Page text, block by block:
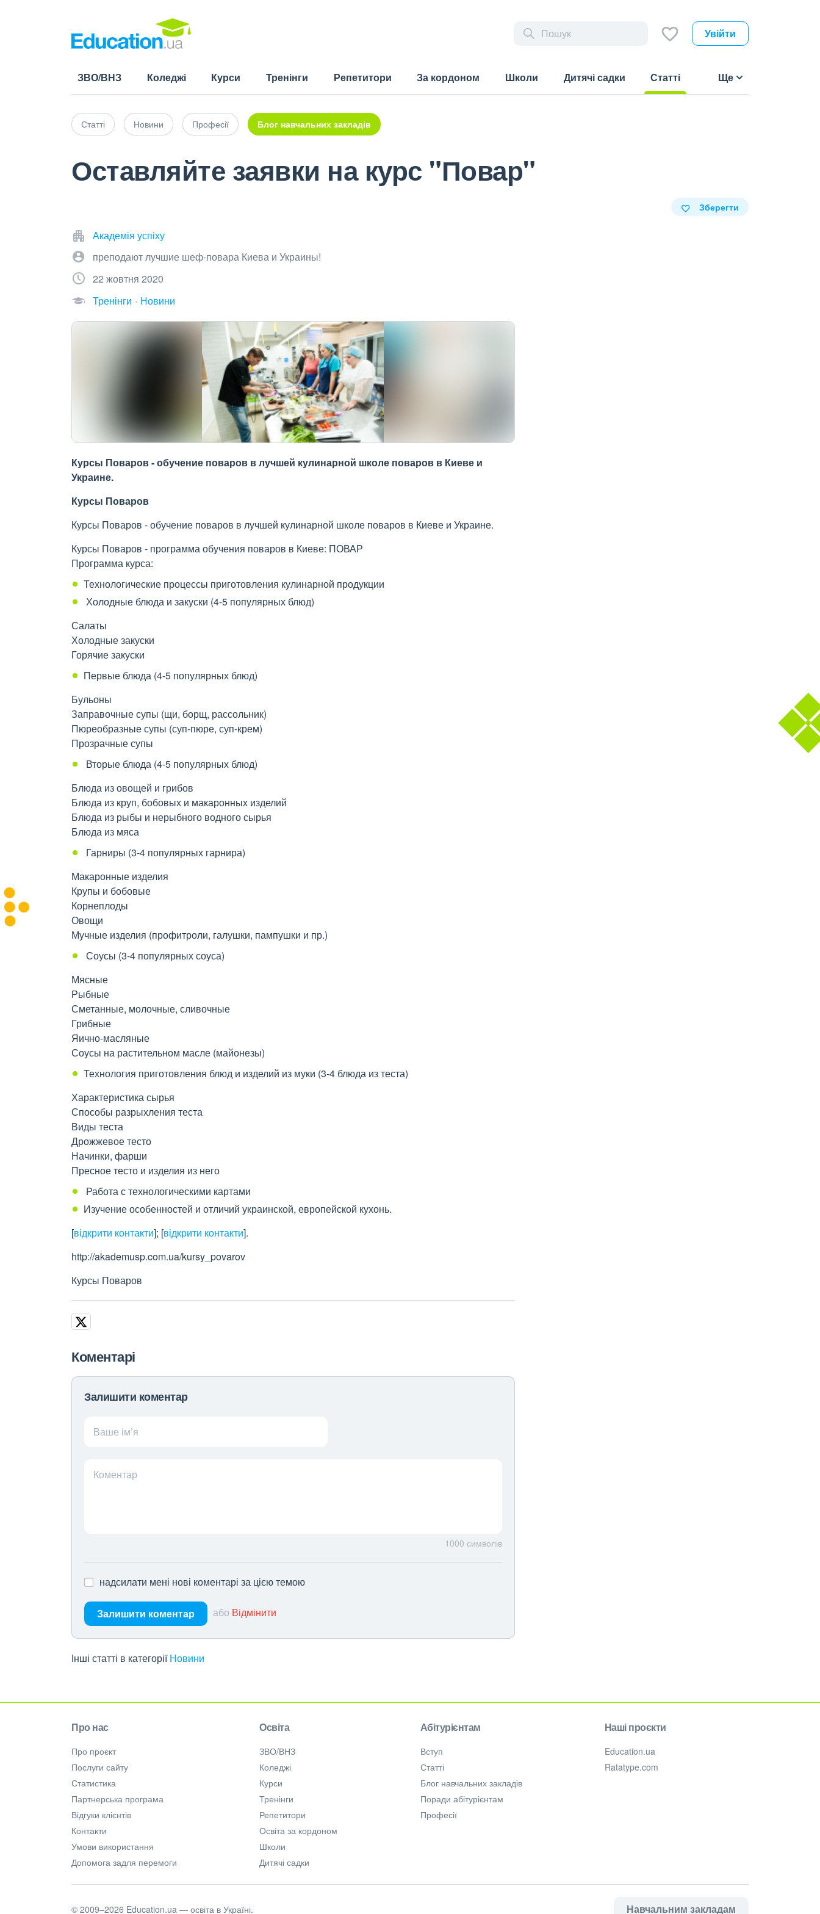
Увійти
ЗВО/ВНЗ Коледжі Курси Тренінги Репетитори За кордоном Школи Дитячі садки
Статті
Ще
Статті Новини Професії Блог навчальних закладів
Оставляйте заявки на курс "Повар"
Зберегти
Академія успіху
преподают лучшие шеф-повара Киева и Украины!
22 жовтня 2020
Тренінги
Новини
Курсы Поваров - обучение поваров в лучшей кулинарной школе поваров в Киеве и
Украине.
Курсы Поваров
Курсы Поваров - обучение поваров в лучшей кулинарной школе поваров в Киеве и Украине.
Курсы Поваров - программа обучения поваров в Киеве: ПОВАР
Программа курса:
Технологические процессы приготовления кулинарной продукции
Холодные блюда и закуски (4-5 популярных блюд)
Салаты
Холодные закуски
Горячие закуски
Первые блюда (4-5 популярных блюд)
Бульоны
Заправочные супы (щи, борщ, рассольник)
Пюреобразные супы (суп-пюре, суп-крем)
Прозрачные супы
Вторые блюда (4-5 популярных блюд)
Блюда из овощей и грибов
Блюда из круп, бобовых и макаронных изделий
Блюда из рыбы и нерыбного водного сырья
Блюда из мяса
Гарниры (3-4 популярных гарнира)
Макаронные изделия
Крупы и бобовые
Корнеплоды
Овощи
Мучные изделия (профитроли, галушки, пампушки и пр.)
Соусы (3-4 популярных соуса)
Мясные
Рыбные
Сметанные, молочные, сливочные
Грибные
Яично-масляные
Соусы на растительном масле (майонезы)
Технология приготовления блюд и изделий из муки (3-4 блюда из теста)
Характеристика сырья
Способы разрыхления теста
Виды теста
Дрожжевое тесто
Начинки, фарши
Пресное тесто и изделия из него
Работа с технологическими картами
Изучение особенностей и отличий украинской, европейской кухонь.
[відкрити контакти]; [відкрити контакти].
http://akademusp.com.ua/kursy_povarov
Курсы Поваров
Коментарі
Залишити коментар
Ваше ім’я
Коментар
1000 символів
надсилати мені нові коментарі за цією темою
Залишити коментар або Відмінити
Інші статті в категорії Новини
Про нас
Про проєкт
Послуги сайту
Статистика
Партнерська програма
Відгуки клієнтів
Контакти
Умови використання
Допомога задля перемоги
Освіта
ЗВО/ВНЗ
Коледжі
Курси
Тренінги
Репетитори
Освіта за кордоном
Школи
Дитячі садки
Абітурієнтам
Вступ
Статті
Блог навчальних закладів
Поради абітурієнтам
Професії
Наші проєкти
Education.ua
Ratatype.com
Навчальним закладам
© 2009–2026 Education.ua — освіта в Україні.